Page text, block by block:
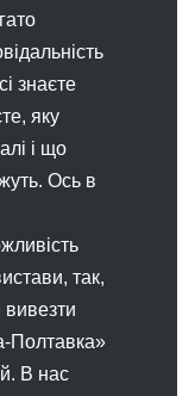
знаєте
яку
і що
Ось в
так,
Полтавка»
В нас